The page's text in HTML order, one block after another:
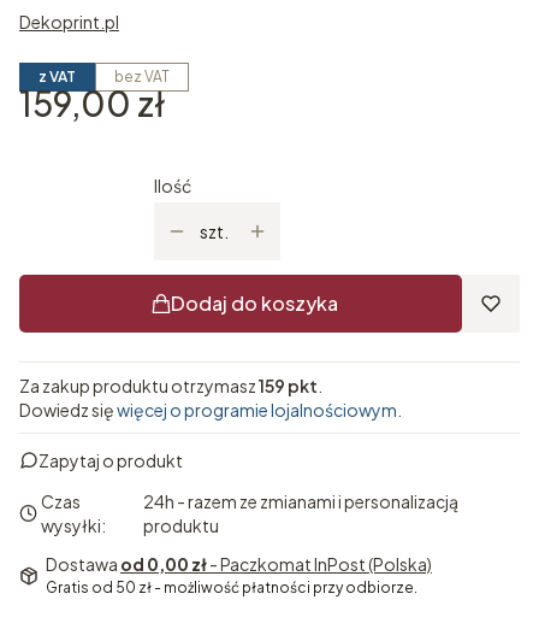
Dekoprint.pl
z VAT bez VAT
Cena
159,00 zł
Ilość
szt.
Dodaj do koszyka
Za zakup produktu otrzymasz159 pkt
Dowiedz sięwięcej o programie lojalnościowym.
Zapytaj o produkt
Czas
wysyłki:
24h - razem ze zmianami i personalizacją
produktu
Dostawa od 0,00 zł- Paczkomat InPost (Polska)
Gratis od 50 zł - możliwość płatności przy odbiorze.